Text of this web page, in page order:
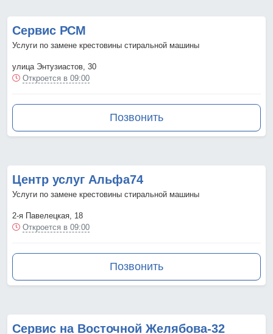
Сервис РСМ
Услуги по замене крестовины стиральной машины
улица Энтузиастов, 30
Откроется в 09:00
Позвонить
Центр услуг Альфа74
Услуги по замене крестовины стиральной машины
2-я Павелецкая, 18
Откроется в 09:00
Позвонить
Сервис на Восточной Желябова-32